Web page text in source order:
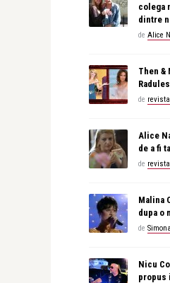
colega
dintre
de Alice
Then &
de
Alice
de a fi
de
Malina
dupa o
de
Nicu
propus